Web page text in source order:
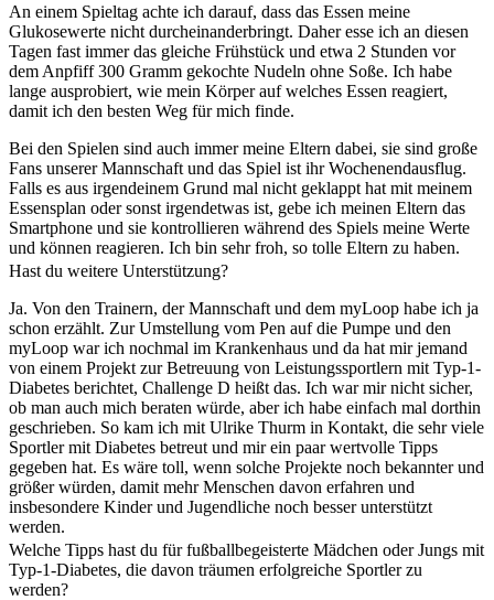
An einem Spieltag achte ich darauf, dass das Essen meine
Glukosewerte nicht durcheinanderbringt. Daher esse ich an diesen
Tagen fast immer das gleiche Frühstück und etwa 2 Stunden vor
dem Anpfiff 300 Gramm gekochte Nudeln ohne Soße. Ich habe
lange ausprobiert, wie mein Körper auf welches Essen reagiert,
damit ich den besten Weg für mich finde.
Bei den Spielen sind auch immer meine Eltern dabei, sie sind große
Fans unserer Mannschaft und das Spiel ist ihr Wochenendausflug.
Falls es aus irgendeinem Grund mal nicht geklappt hat mit meinem
Essensplan oder sonst irgendetwas ist, gebe ich meinen Eltern das
Smartphone und sie kontrollieren während des Spiels meine Werte
und können reagieren. Ich bin sehr froh, so tolle Eltern zu haben.
Hast du weitere Unterstützung?
Ja. Von den Trainern, der Mannschaft und dem myLoop habe ich ja
schon erzählt. Zur Umstellung vom Pen auf die Pumpe und den
myLoop war ich nochmal im Krankenhaus und da hat mir jemand
von einem Projekt zur Betreuung von Leistungssportlern mit Typ-1-
Diabetes berichtet, Challenge D heißt das. Ich war mir nicht sicher,
ob man auch mich beraten würde, aber ich habe einfach mal dorthin
geschrieben. So kam ich mit Ulrike Thurm in Kontakt, die sehr viele
Sportler mit Diabetes betreut und mir ein paar wertvolle Tipps
gegeben hat. Es wäre toll, wenn solche Projekte noch bekannter und
größer würden, damit mehr Menschen davon erfahren und
insbesondere Kinder und Jugendliche noch besser unterstützt
werden.
Welche Tipps hast du für fußballbegeisterte Mädchen oder Jungs mit
Typ-1-Diabetes, die davon träumen erfolgreiche Sportler zu
werden?